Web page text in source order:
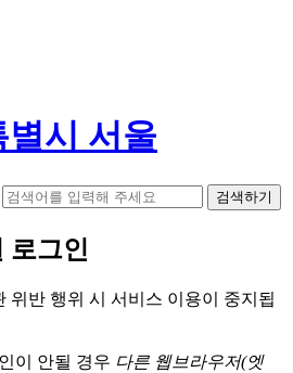
별시 서울
검색하기
로그인
위반 행위 시 서비스 이용이 중지됩
이 안될 경우 다른 웹브라우저(엣